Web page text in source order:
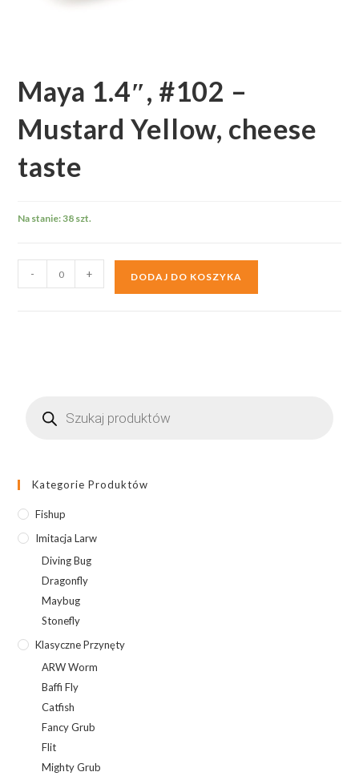
Maya 1.4″, #102 –
Mustard Yellow, cheese
taste
Na stanie: 38 szt.
Maya
cheese
- + DODAJ DO KOSZYKA
produktów
Kategorie Produktów
Fishup
Imitacja Larw
Diving Bug
Dragonfly
Maybug
Stonefly
Klasyczne Przynęty
ARW Worm
Baffi Fly
Catfish
Fancy Grub
Flit
Mighty Grub